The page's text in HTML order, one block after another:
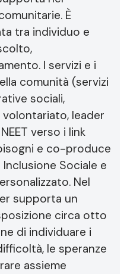
È
tra individuo e
I servizi e i
comunità (servizi
sociali,
leader
verso i link
e co-produce
Sociale e
Nel
supporta un
circa otto
di individuare i
le speranze
assieme